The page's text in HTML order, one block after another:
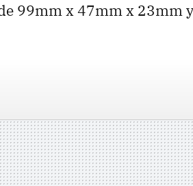
99mm x 47mm x 23mm